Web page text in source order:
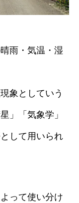
雨・気温・湿
象としていう
」「気象学」
して用いられ
って使い分け